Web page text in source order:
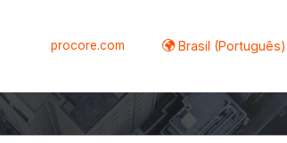
procore.com Brasil (Português)